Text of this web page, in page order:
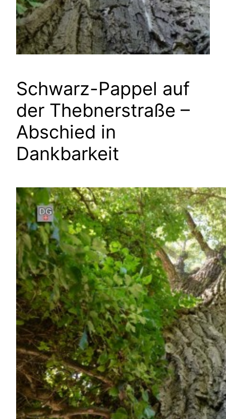
Schwarz-Pappel auf
der Thebnerstraße –
Abschied in
Dankbarkeit